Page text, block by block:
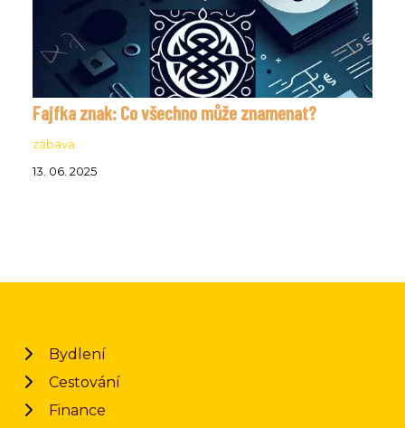
Fajfka znak: Co všechno může znamenat?
zábava
13. 06. 2025
Bydlení
Cestování
Finance